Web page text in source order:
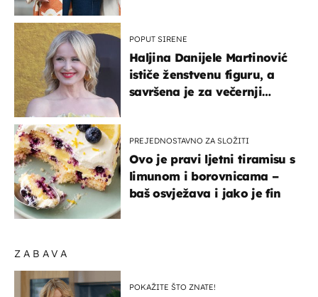
ZABAVA
POKAŽITE ŠTO ZNATE!
POPUT SIRENE
Haljina Danijele Martinović
ističe ženstvenu figuru, a
savršena je za večernji
PREJEDNOSTAVNO ZA SLOŽITI
Ovo je pravi ljetni tiramisu s
limunom i borovnicama –
baš osvježava i jako je fin